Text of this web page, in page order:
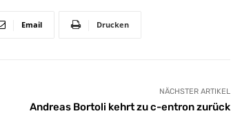
Email Drucken
NÄCHSTER ARTIKEL
Andreas Bortoli kehrt zu c-entron zurück